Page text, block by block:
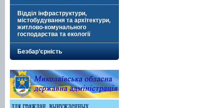
Відділ інфраструктури,
містобудування та архітектури,
житлово-комунального
господарства та екології
Безбар’єрність